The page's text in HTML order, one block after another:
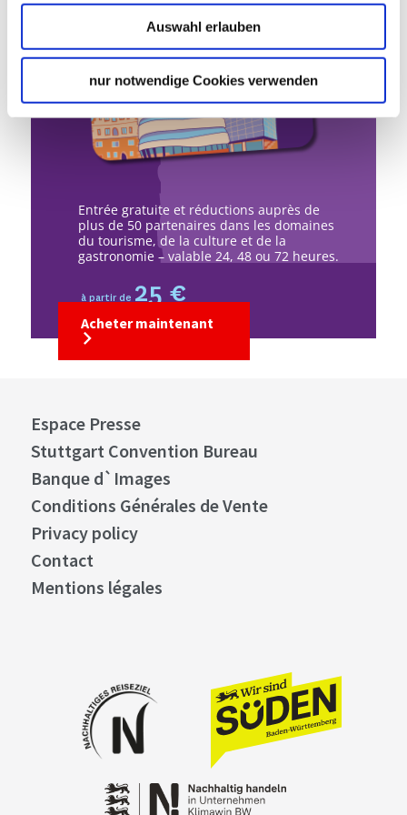
Auswahl erlauben
nur notwendige Cookies verwenden
Entrée gratuite et réductions auprès de
plus de 50 partenaires dans les domaines
du tourisme, de la culture et de la
gastronomie – valable 24, 48 ou 72 heures.
à partir de 25 €
Acheter maintenant
Espace Presse
Stuttgart Convention Bureau
Banque d`Images
Conditions Générales de Vente
Privacy policy
Contact
Mentions légales